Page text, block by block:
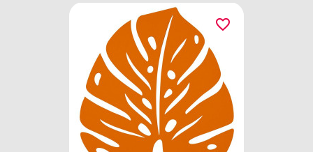
favorite_border